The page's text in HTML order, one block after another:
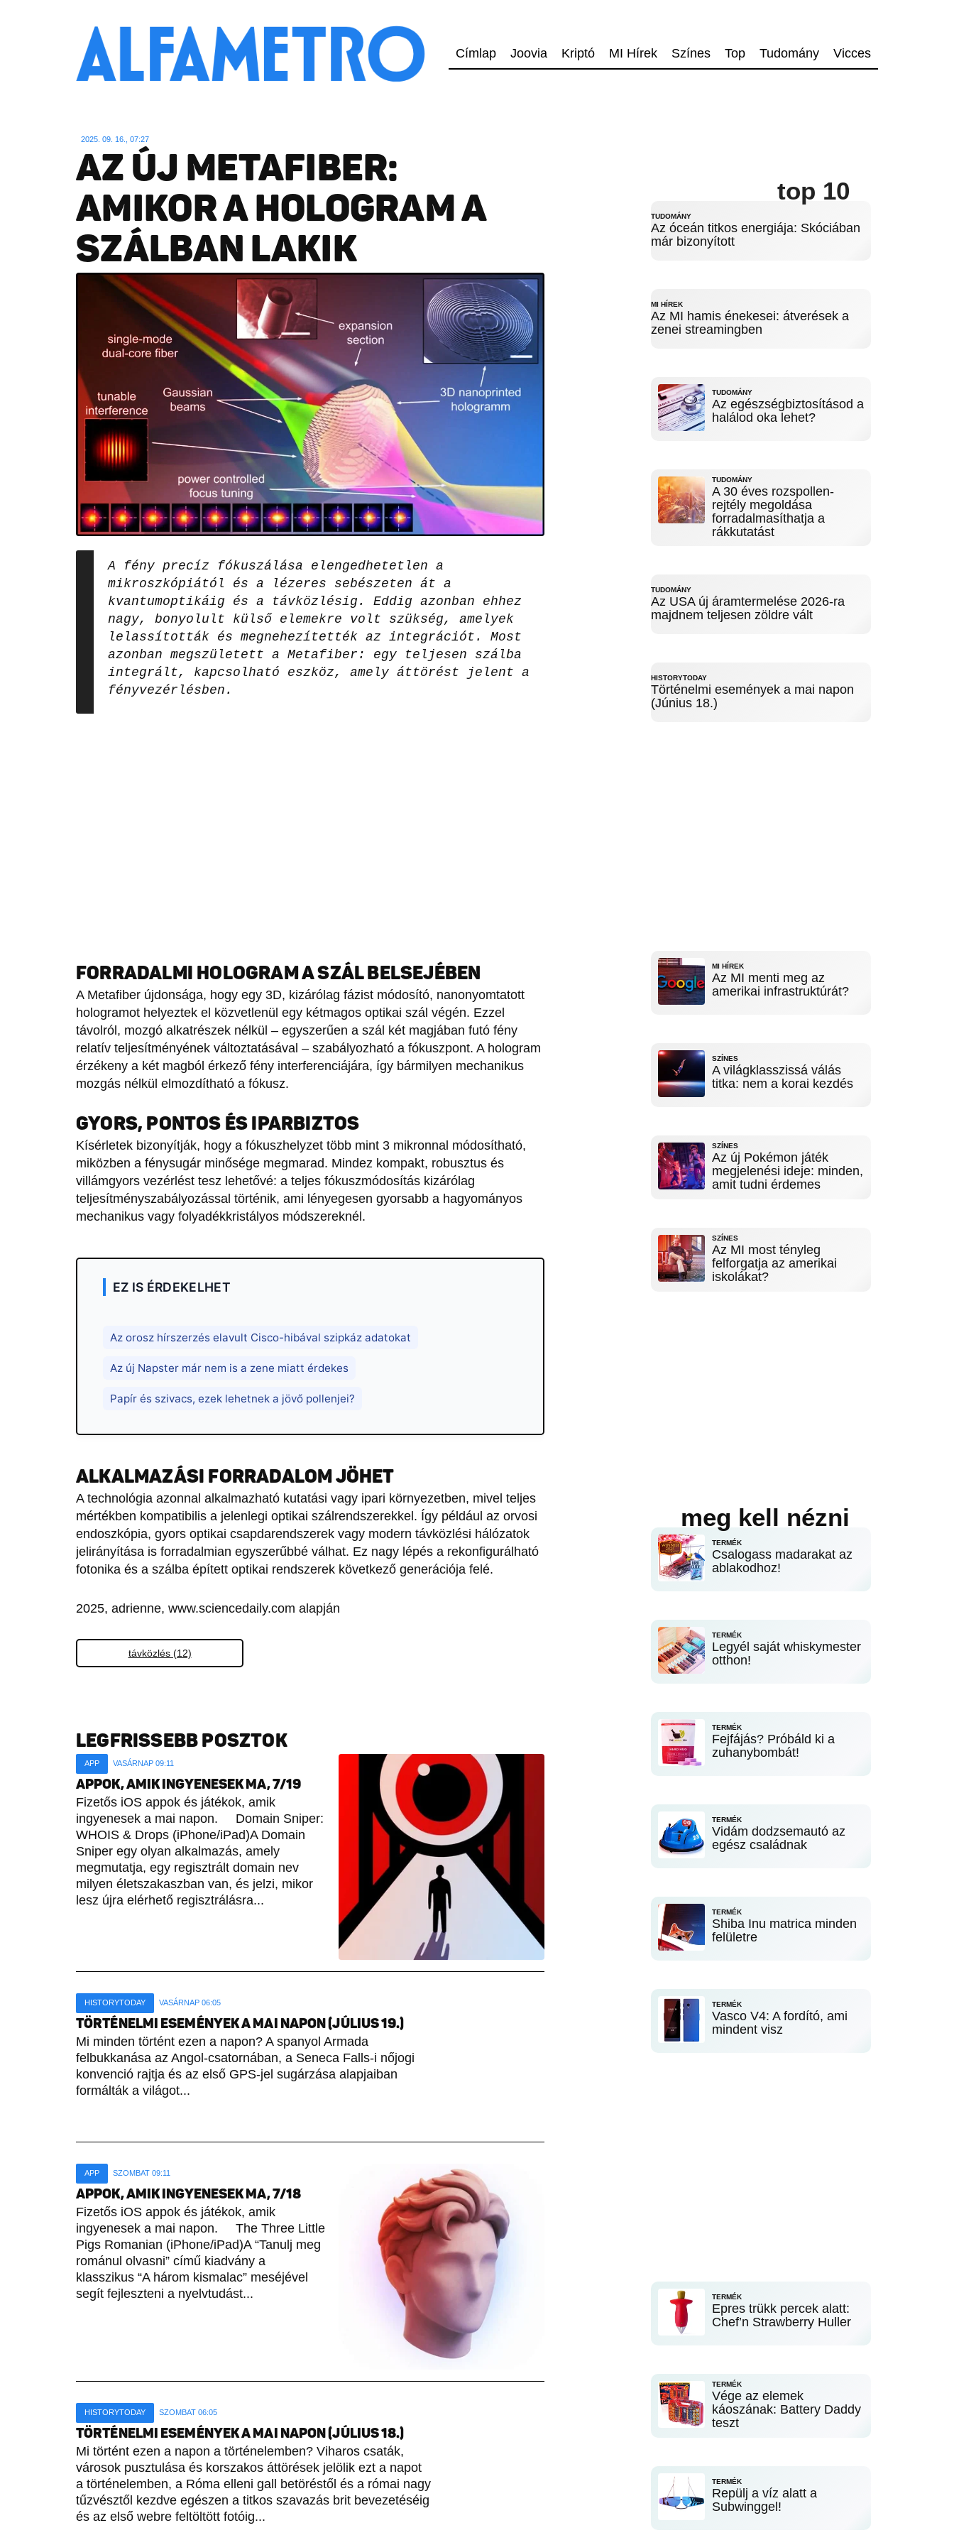
Címlap Joovia Kriptó MI Hírek Színes Top Tudomány Vicces
2025. 09. 16., 07:27
AZ ÚJ METAFIBER:
AMIKOR A HOLOGRAM A
SZÁLBAN LAKIK
A fény precíz fókuszálása elengedhetetlen a
mikroszkópiától és a lézeres sebészeten át a
kvantumoptikáig és a távközlésig. Eddig azonban ehhez
nagy, bonyolult külső elemekre volt szükség, amelyek
lelassították és megnehezítették az integrációt. Most
azonban megszületett a Metafiber: egy teljesen szálba
integrált, kapcsolható eszköz, amely áttörést jelent a
fényvezérlésben.
FORRADALMI HOLOGRAM A SZÁL BELSEJÉBEN
A Metafiber újdonsága, hogy egy 3D, kizárólag fázist módosító, nanonyomtatott
hologramot helyeztek el közvetlenül egy kétmagos optikai szál végén. Ezzel
távolról, mozgó alkatrészek nélkül – egyszerűen a szál két magjában futó fény
relatív teljesítményének változtatásával – szabályozható a fókuszpont. A hologram
érzékeny a két magból érkező fény interferenciájára, így bármilyen mechanikus
mozgás nélkül elmozdítható a fókusz.
GYORS, PONTOS ÉS IPARBIZTOS
Kísérletek bizonyítják, hogy a fókuszhelyzet több mint 3 mikronnal módosítható,
miközben a fénysugár minősége megmarad. Mindez kompakt, robusztus és
villámgyors vezérlést tesz lehetővé: a teljes fókuszmódosítás kizárólag
teljesítményszabályozással történik, ami lényegesen gyorsabb a hagyományos
mechanikus vagy folyadékkristályos módszereknél.
EZ IS ÉRDEKELHET
Az orosz hírszerzés elavult Cisco-hibával szipkáz adatokat
Az új Napster már nem is a zene miatt érdekes
Papír és szivacs, ezek lehetnek a jövő pollenjei?
ALKALMAZÁSI FORRADALOM JÖHET
A technológia azonnal alkalmazható kutatási vagy ipari környezetben, mivel teljes
mértékben kompatibilis a jelenlegi optikai szálrendszerekkel. Így például az orvosi
endoszkópia, gyors optikai csapdarendszerek vagy modern távközlési hálózatok
jelirányítása is forradalmian egyszerűbbé válhat. Ez nagy lépés a rekonfigurálható
fotonika és a szálba épített optikai rendszerek következő generációja felé.
2025, adrienne, www.sciencedaily.com alapján
távközlés (12)
LEGFRISSEBB POSZTOK
APP VASÁRNAP 09:11
APPOK, AMIK INGYENESEK MA, 7/19
Fizetős iOS appok és játékok, amik
ingyenesek a mai napon. Domain Sniper:
WHOIS & Drops (iPhone/iPad)A Domain
Sniper egy olyan alkalmazás, amely
megmutatja, egy regisztrált domain nev
milyen életszakaszban van, és jelzi, mikor
lesz újra elérhető regisztrálásra...
HISTORYTODAY VASÁRNAP 06:05
TÖRTÉNELMI ESEMÉNYEK A MAI NAPON (JÚLIUS 19.)
Mi minden történt ezen a napon? A spanyol Armada
felbukkanása az Angol-csatornában, a Seneca Falls-i nőjogi
konvenció rajtja és az első GPS-jel sugárzása alapjaiban
formálták a világot...
APP SZOMBAT 09:11
APPOK, AMIK INGYENESEK MA, 7/18
Fizetős iOS appok és játékok, amik
ingyenesek a mai napon. The Three Little
Pigs Romanian (iPhone/iPad)A “Tanulj meg
románul olvasni” című kiadvány a
klasszikus “A három kismalac” meséjével
segít fejleszteni a nyelvtudást...
HISTORYTODAY SZOMBAT 06:05
TÖRTÉNELMI ESEMÉNYEK A MAI NAPON (JÚLIUS 18.)
Mi történt ezen a napon a történelemben? Viharos csaták,
városok pusztulása és korszakos áttörések jelölik ezt a napot
a történelemben, a Róma elleni gall betöréstől és a római nagy
tűzvésztől kezdve egészen a titkos szavazás brit bevezetéséig
és az első webre feltöltött fotóig...
top 10
TUDOMÁNY
Az óceán titkos energiája: Skóciában
már bizonyított
MI HÍREK
Az MI hamis énekesei: átverések a
zenei streamingben
TUDOMÁNY
Az egészségbiztosításod a
halálod oka lehet?
TUDOMÁNY
A 30 éves rozspollen-
rejtély megoldása
forradalmasíthatja a
rákkutatást
TUDOMÁNY
Az USA új áramtermelése 2026-ra
majdnem teljesen zöldre vált
HISTORYTODAY
Történelmi események a mai napon
(Június 18.)
MI HÍREK
Az MI menti meg az
amerikai infrastruktúrát?
SZÍNES
A világklasszissá válás
titka: nem a korai kezdés
SZÍNES
Az új Pokémon játék
megjelenési ideje: minden,
amit tudni érdemes
SZÍNES
Az MI most tényleg
felforgatja az amerikai
iskolákat?
meg kell nézni
TERMÉK
Csalogass madarakat az
ablakodhoz!
TERMÉK
Legyél saját whiskymester
otthon!
TERMÉK
Fejfájás? Próbáld ki a
zuhanybombát!
TERMÉK
Vidám dodzsemautó az
egész családnak
TERMÉK
Shiba Inu matrica minden
felületre
TERMÉK
Vasco V4: A fordító, ami
mindent visz
TERMÉK
Epres trükk percek alatt:
Chef’n Strawberry Huller
TERMÉK
Vége az elemek
káoszának: Battery Daddy
teszt
TERMÉK
Repülj a víz alatt a
Subwinggel!